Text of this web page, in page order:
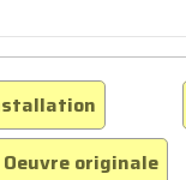
Oeuvre originale